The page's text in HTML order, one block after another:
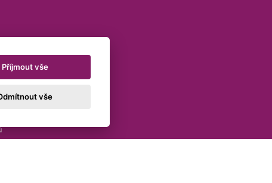
Příjmout vše
vše